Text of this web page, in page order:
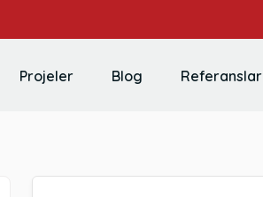
Projeler Blog Referanslar